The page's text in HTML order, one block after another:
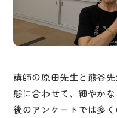
講師の原田先生と熊谷
態に合わせて、細やか
後のアンケートでは多